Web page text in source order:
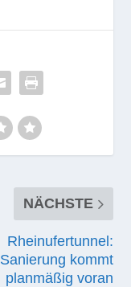
NÄCHSTE
Rheinufertunnel:
Sanierung kommt
planmäßig voran